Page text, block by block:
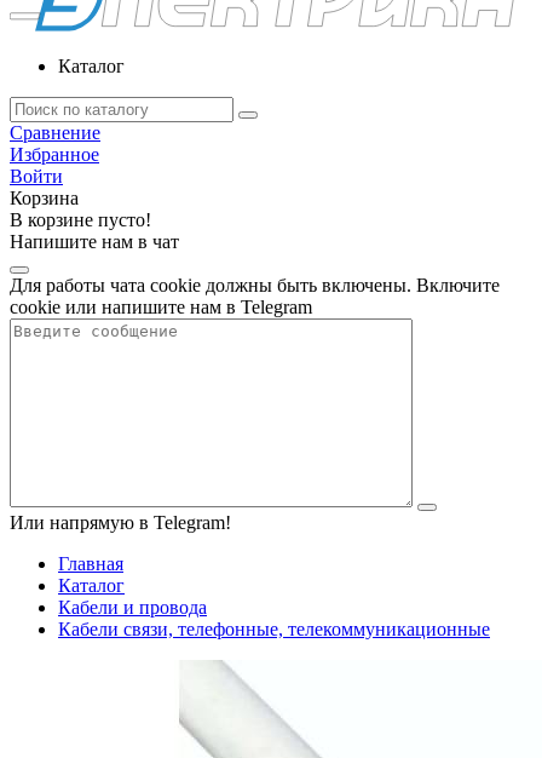
Каталог
Сравнение
Избранное
Войти
Корзина
В корзине пусто!
Напишите нам в чат
Для работы чата cookie должны быть включены. Включите
cookie или напишите нам в Telegram
Или напрямую в Telegram!
Главная
Каталог
Кабели и провода
Кабели связи, телефонные, телекоммуникационные